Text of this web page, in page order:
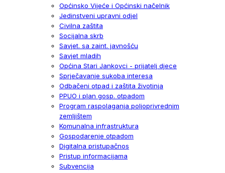
Općinsko Vijeće i Općinski načelnik
Jedinstveni upravni odjel
Civilna zaštita
Socijalna skrb
Savjet. sa zaint. javnošću
Savjet mladih
Općina Stari Jankovci - prijatelj djece
Sprječavanje sukoba interesa
Odbačeni otpad i zaštita životinja
PPUO i plan gosp. otpadom
Program raspolaganja poljoprivrednim
zemljištem
Komunalna infrastruktura
Gospodarenje otpadom
Digitalna pristupačnos
Pristup informacijama
Subvencija